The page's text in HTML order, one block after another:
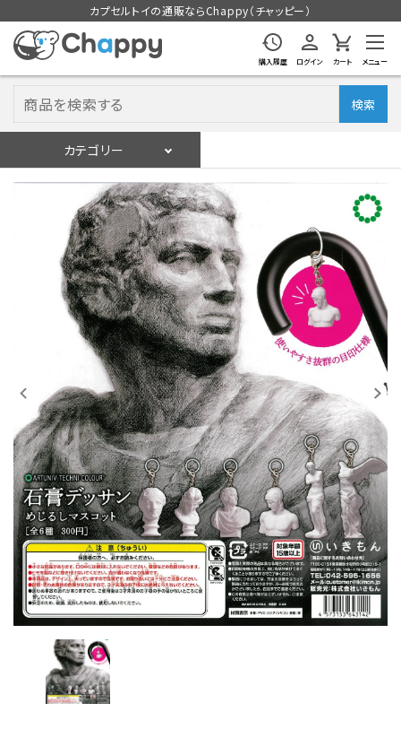
カプセルトイの通販ならChappy（チャッピー）
購入履歴 ログイン カート メニュー
検索
カテゴリー
ログイン 会員登録
入荷スケジュールをチェック
カプセルトイマシン本体
カプセルトイ
販促用空カプセル
レンタル
景品・玩具・文具
販促用カプセルトイ
よくあるご質問